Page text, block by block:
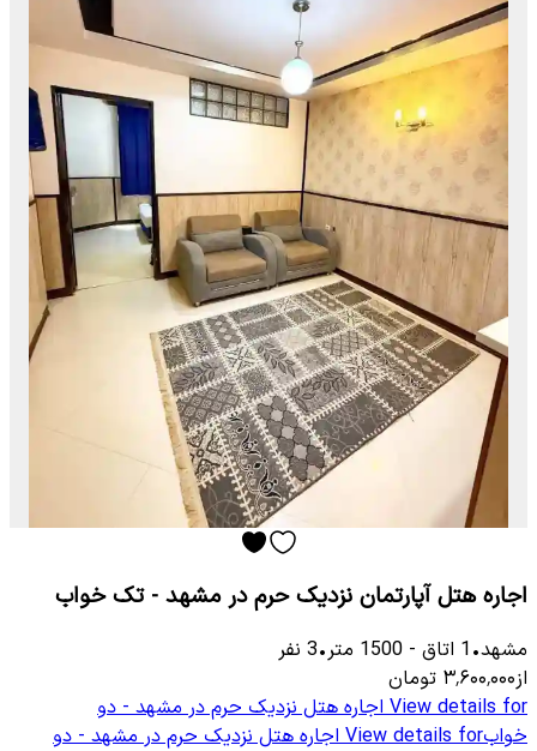
اجاره هتل آپارتمان نزدیک حرم در مشهد - تک خواب
مشهد•
1 اتاق -
1500 متر•
3 نفر
از۳٬۶۰۰٬۰۰۰ تومان
View details for اجاره هتل نزدیک حرم در مشهد - دو
خوابView details for اجاره هتل نزدیک حرم در مشهد - دو